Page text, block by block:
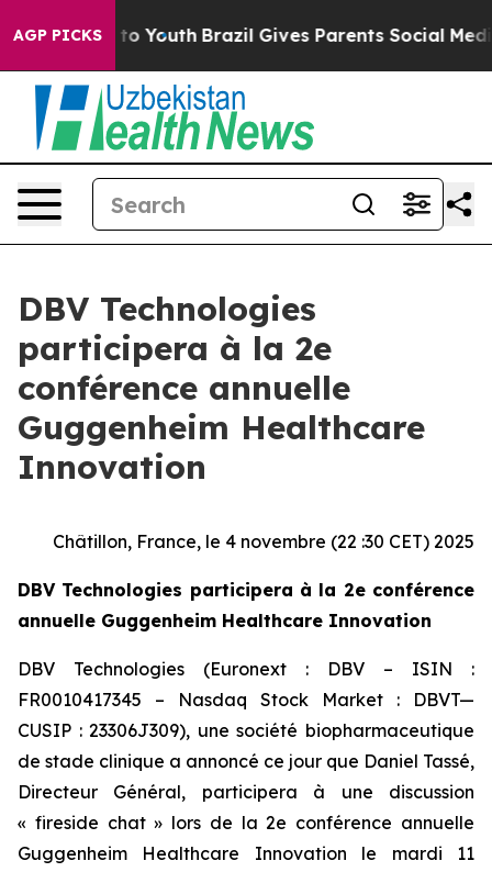
AGP PICKS
Harms to Youth Brazil Gives Parents Social Media
DBV Technologies
participera à la 2e
conférence annuelle
Guggenheim Healthcare
Innovation
Châtillon, France, le 4 novembre (22 :30 CET) 2025
DBV Technologies participera à la 2e conférence
annuelle Guggenheim Healthcare Innovation
DBV Technologies (Euronext : DBV – ISIN :
FR0010417345 – Nasdaq Stock Market : DBVT—
CUSIP : 23306J309), une société biopharmaceutique
de stade clinique a annoncé ce jour que Daniel Tassé,
Directeur Général, participera à une discussion
« fireside chat » lors de la 2e conférence annuelle
Guggenheim Healthcare Innovation le mardi 11